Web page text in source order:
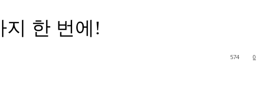
지 한 번에!
0
574